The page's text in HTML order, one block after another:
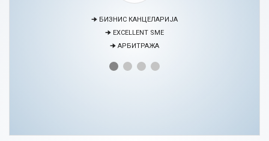
🠊 МЕДИЈАЦИЈА
🠊 ПРОЕКТИ
🠊 ЦЕНТАР ЗА ЕДУКАЦИЈА И РАЗВОЈ НА ЧОВЕЧКИ РЕСУРСИ